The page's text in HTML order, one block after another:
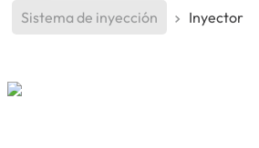
Sistema de inyección Inyector
2 .
aceite